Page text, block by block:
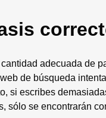
adecuada de
de búsqueda
si escribes
sólo se encontrarán